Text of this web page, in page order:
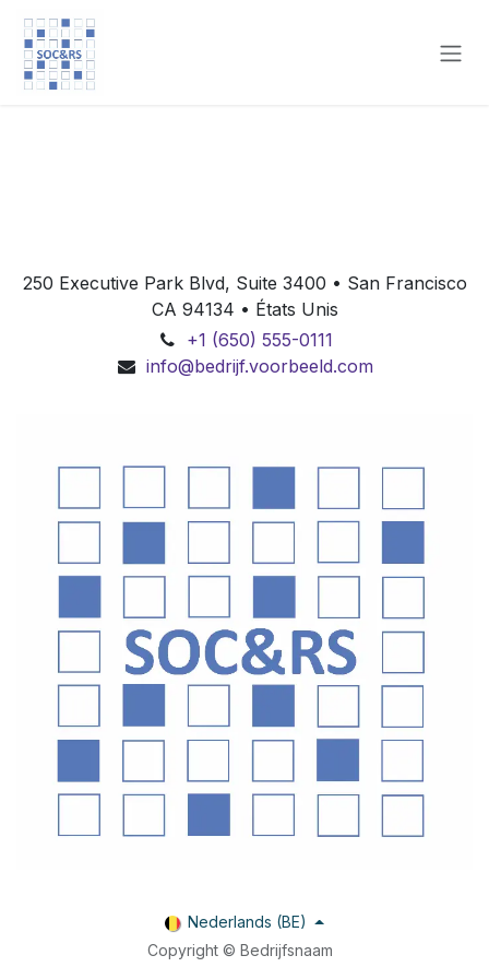
250 Executive Park Blvd, Suite 3400 • San Francisco
CA 94134 • États Unis
+1 (650) 555-0111
info@bedrijf.voorbeeld.com
Copyright © Bedrijfsnaam
Nederlands (BE)